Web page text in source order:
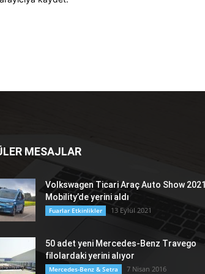
MESAJLAR
Volkswagen Ticari Araç Auto Show 2021
Mobility’de yerini aldı
Fuarlar Etkinlikler 13 Eylül 2021
50 adet yeni Mercedes-Benz Travego
filolardaki yerini alıyor
Mercedes-Benz & Setra 7 Nisan 2016